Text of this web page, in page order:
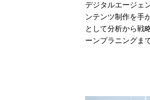
デジタルエージェ
ンテンツ制作を手
として分析から戦
ーンプラニングま